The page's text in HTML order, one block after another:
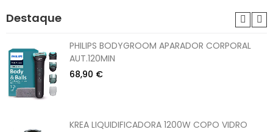
Destaque
PHILIPS BODYGROOM APARADOR CORPORAL
AUT.120MIN
68,90 €
KREA LIQUIDIFICADORA 1200W COPO VIDRO